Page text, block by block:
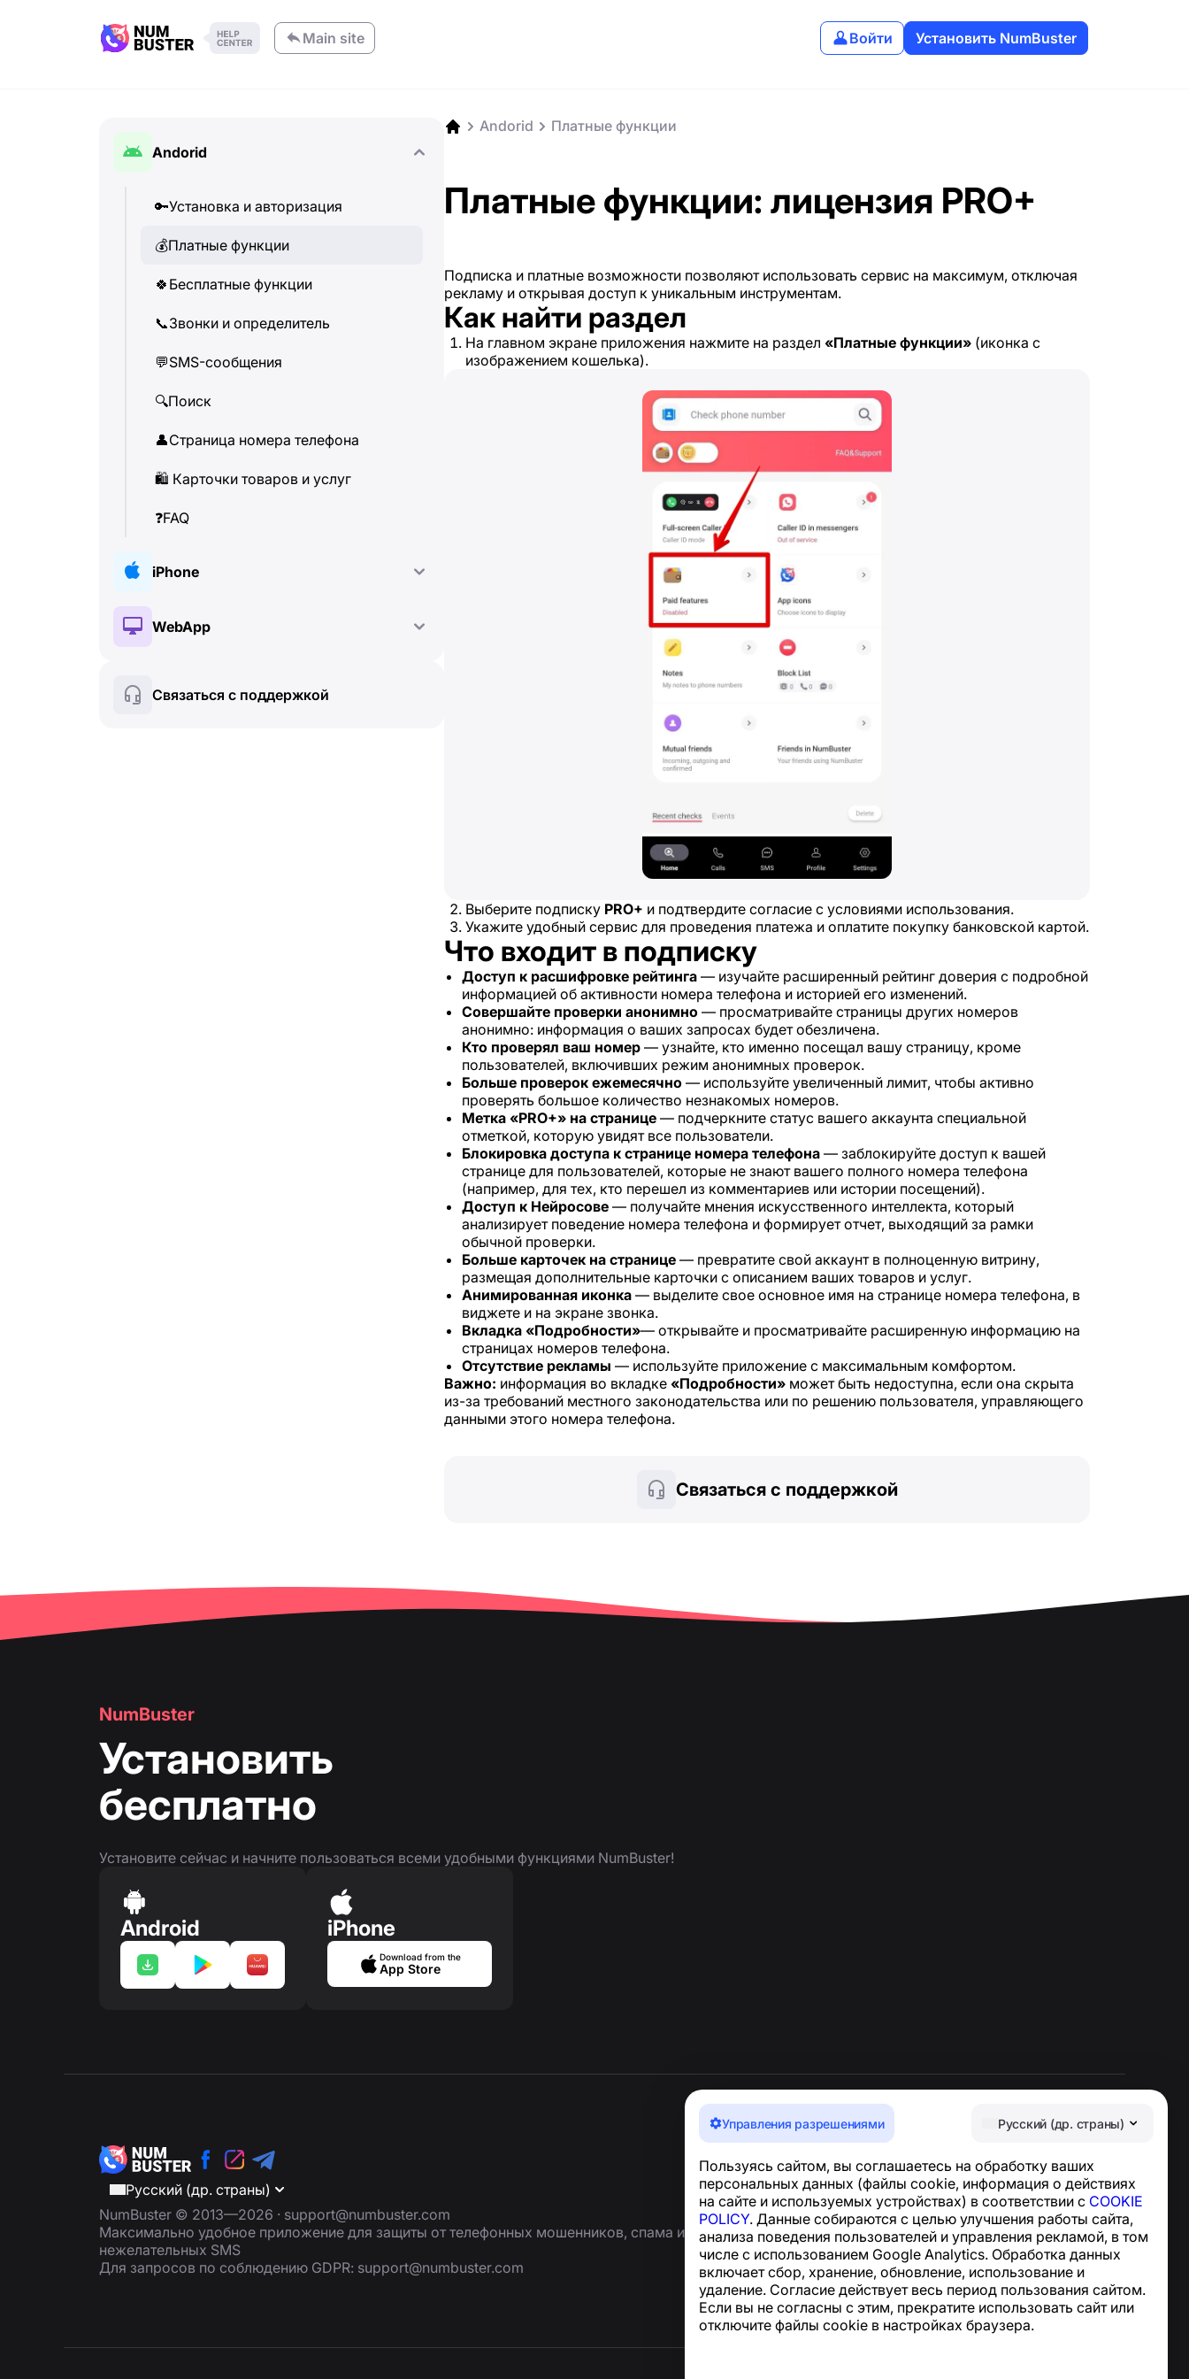
Main site Войти Установить NumBuster
Управления разрешениями Русский (др. страны)
Пользуясь сайтом, вы соглашаетесь на обработку ваших
персональных данных (файлы cookie, информация о действиях
на сайте и используемых устройствах) в соответствии с COOKIE
POLICY. Данные собираются с целью улучшения работы сайта,
анализа поведения пользователей и управления рекламой, в том
числе с использованием Google Analytics. Обработка данных
включает сбор, хранение, обновление, использование и
удаление. Согласие действует весь период пользования сайтом.
Если вы не согласны с этим, прекратите использовать сайт или
отключите файлы cookie в настройках браузера.
Andorid
🔑Установка и авторизация
💰Платные функции
🍀 Бесплатные функции
📞Звонки и определитель
💬SMS-сообщения
🔍Поиск
👤Страница номера телефона
🛍 ️ Карточки товаров и услуг
❓FAQ
iPhone
🔑 Установка и авторизация
🍀Бесплатные функции
WebApp
Связаться с поддержкой
Andorid Платные функции
Платные функции: лицензия PRO+
Подписка и платные возможности позволяют использовать сервис на максимум, отключая
рекламу и открывая доступ к уникальным инструментам.
Как найти раздел
На главном экране приложения нажмите на раздел «Платные функции» (иконка с
изображением кошелька).
Выберите подписку PRO+ и подтвердите согласие с условиями использования.
Укажите удобный сервис для проведения платежа и оплатите покупку банковской картой.
Что входит в подписку
Доступ к расшифровке рейтинга — изучайте расширенный рейтинг доверия с подробной
информацией об активности номера телефона и историей его изменений.
Совершайте проверки анонимно — просматривайте страницы других номеров
анонимно: информация о ваших запросах будет обезличена.
Кто проверял ваш номер — узнайте, кто именно посещал вашу страницу, кроме
пользователей, включивших режим анонимных проверок.
Больше проверок ежемесячно — используйте увеличенный лимит, чтобы активно
проверять большое количество незнакомых номеров.
Метка «PRO+» на странице — подчеркните статус вашего аккаунта специальной
отметкой, которую увидят все пользователи.
Блокировка доступа к странице номера телефона — заблокируйте доступ к вашей
странице для пользователей, которые не знают вашего полного номера телефона
(например, для тех, кто перешел из комментариев или истории посещений).
Доступ к Нейросове — получайте мнения искусственного интеллекта, который
анализирует поведение номера телефона и формирует отчет, выходящий за рамки
обычной проверки.
Больше карточек на странице — превратите свой аккаунт в полноценную витрину,
размещая дополнительные карточки с описанием ваших товаров и услуг.
Анимированная иконка — выделите свое основное имя на странице номера телефона, в
виджете и на экране звонка.
Вкладка «Подробности»— открывайте и просматривайте расширенную информацию на
страницах номеров телефона.
Отсутствие рекламы — используйте приложение с максимальным комфортом.
Важно: информация во вкладке «Подробности» может быть недоступна, если она скрыта
из-за требований местного законодательства или по решению пользователя, управляющего
данными этого номера телефона.
Связаться с поддержкой
NumBuster
Установить
бесплатно
Установите сейчас и начните пользоваться всеми удобными функциями NumBuster!
Android iPhone
Download from the
App Store
Русский (др. страны)
NumBuster © 2013—2026 · support@numbuster.com
Максимально удобное приложение для защиты от телефонных мошенников, спама и
нежелательных SMS
Для запросов по соблюдению GDPR: support@numbuster.com
Новости и статьи
О проекте
Контакты